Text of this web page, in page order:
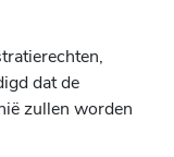
dat de
zullen worden